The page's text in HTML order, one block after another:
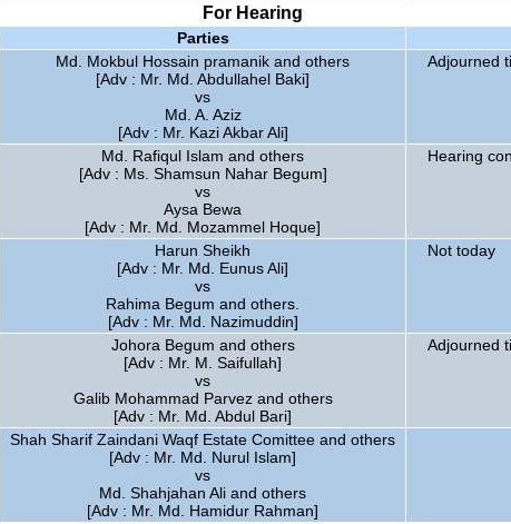
For Hearing
Parties
Md. Mokbul Hossain pramanik and others
[Adv : Mr. Md. Abdullahel Baki]
vs
Md. A. Aziz
[Adv : Mr. Kazi Akbar Ali]
Adjourned
Md. Rafiqul Islam and others
[Adv : Ms. Shamsun Nahar Begum]
vs
Aysa Bewa
[Adv : Mr. Md. Mozammel Hoque]
Hearing
Harun Sheikh
[Adv : Mr. Md. Eunus Ali]
vs
Rahima Begum and others.
[Adv : Mr. Md. Nazimuddin]
Not today
Johora Begum and others
[Adv : Mr. M. Saifullah]
vs
Galib Mohammad Parvez and others
[Adv : Mr. Md. Abdul Bari]
Adjourned
Shah Sharif Zaindani Waqf Estate Comittee and others
[Adv : Mr. Md. Nurul Islam]
vs
Md. Shahjahan Ali and others
[Adv : Mr. Md. Hamidur Rahman]